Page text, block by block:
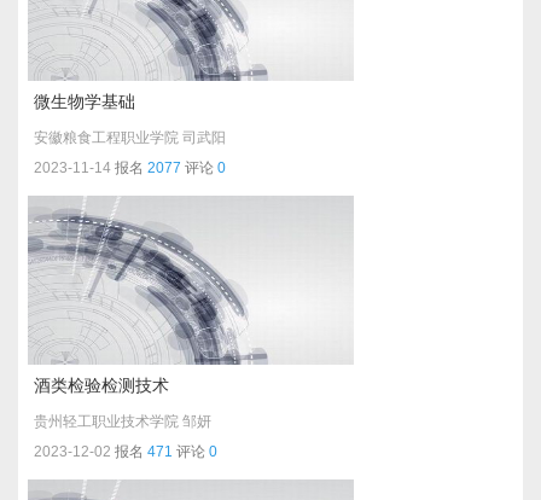
微生物学基础
安徽粮食工程职业学院 司武阳
2023-11-14 报名 2077 评论 0
酒类检验检测技术
贵州轻工职业技术学院 邹妍
2023-12-02 报名 471 评论 0